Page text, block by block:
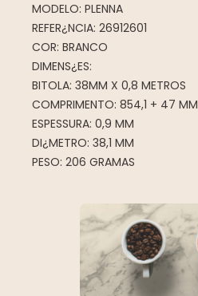
MODELO: PLENNA
REFER¿NCIA: 26912601
COR: BRANCO
DIMENS¿ES:
BITOLA: 38MM X 0,8 METROS
COMPRIMENTO: 854,1 + 47 MM
ESPESSURA: 0,9 MM
DI¿METRO: 38,1 MM
PESO: 206 GRAMAS